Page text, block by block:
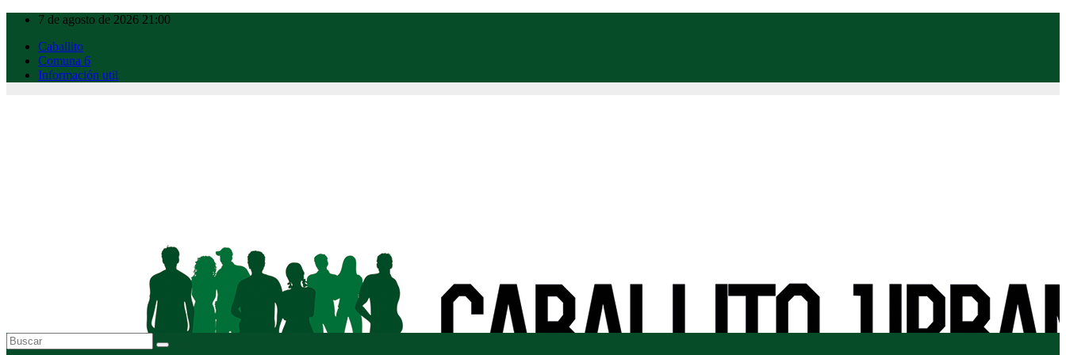
contenido
7 de agosto de 2026 21:00
Caballito
Comuna 6
Información util